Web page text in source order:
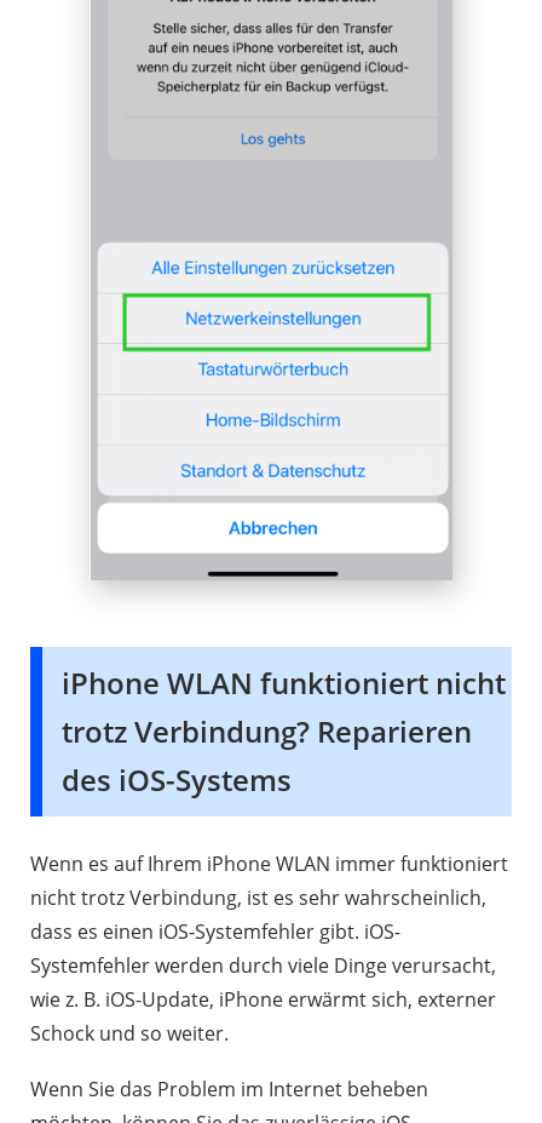
iPhone WLAN funktioniert nicht
trotz Verbindung? Reparieren
des iOS-Systems
Wenn es auf Ihrem iPhone WLAN immer funktioniert
nicht trotz Verbindung, ist es sehr wahrscheinlich,
dass es einen iOS-Systemfehler gibt. iOS-
Systemfehler werden durch viele Dinge verursacht,
wie z. B. iOS-Update, iPhone erwärmt sich, externer
Schock und so weiter.
Wenn Sie das Problem im Internet beheben